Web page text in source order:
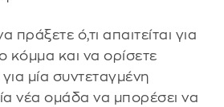
ό,τι απαιτείται για
κόμμα και να ορίσετε
μία συντεταγμένη
νέα ομάδα να μπορέσει να